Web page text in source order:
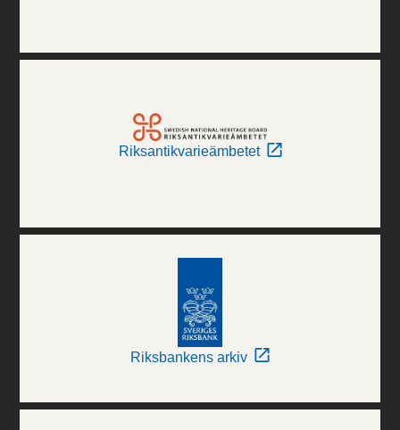
Riksantikvarieämbetet
Riksbankens arkiv